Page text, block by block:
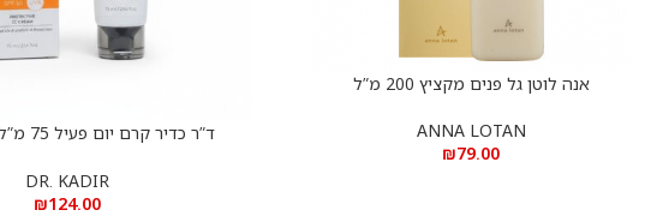
הוספה לסלאנה לוטן גל פנים מקציץ 200 מ”ל
ANNA LOTAN
₪79.00
הוספה לסל
DR. KADIR
₪124.00